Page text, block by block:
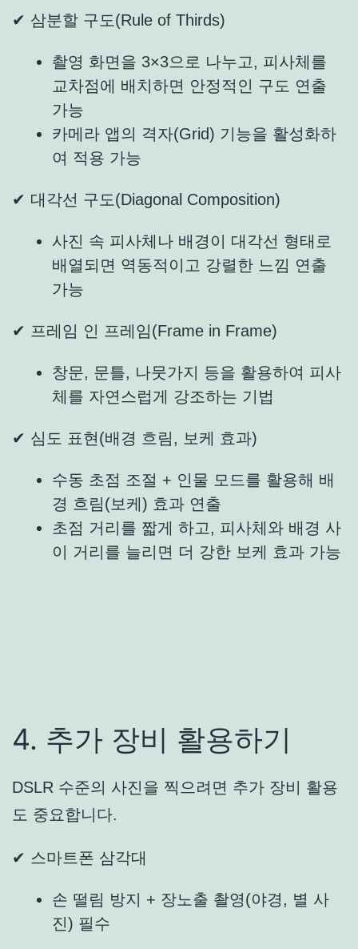
✔ 삼분할 구도(Rule of Thirds)
촬영 화면을 3×3으로 나누고, 피사체를
교차점에 배치하면 안정적인 구도 연출
가능
카메라 앱의 격자(Grid) 기능을 활성화하
여 적용 가능
✔ 대각선 구도(Diagonal Composition)
사진 속 피사체나 배경이 대각선 형태로
배열되면 역동적이고 강렬한 느낌 연출
가능
✔ 프레임 인 프레임(Frame in Frame)
창문, 문틀, 나뭇가지 등을 활용하여 피사
체를 자연스럽게 강조하는 기법
✔ 심도 표현(배경 흐림, 보케 효과)
수동 초점 조절 + 인물 모드를 활용해 배
경 흐림(보케) 효과 연출
초점 거리를 짧게 하고, 피사체와 배경 사
이 거리를 늘리면 더 강한 보케 효과 가능
4. 추가 장비 활용하기
DSLR 수준의 사진을 찍으려면 추가 장비 활용
도 중요합니다.
✔ 스마트폰 삼각대
손 떨림 방지 + 장노출 촬영(야경, 별 사
진) 필수